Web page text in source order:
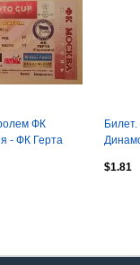
ФК
- ФК Герта
год
$1.81